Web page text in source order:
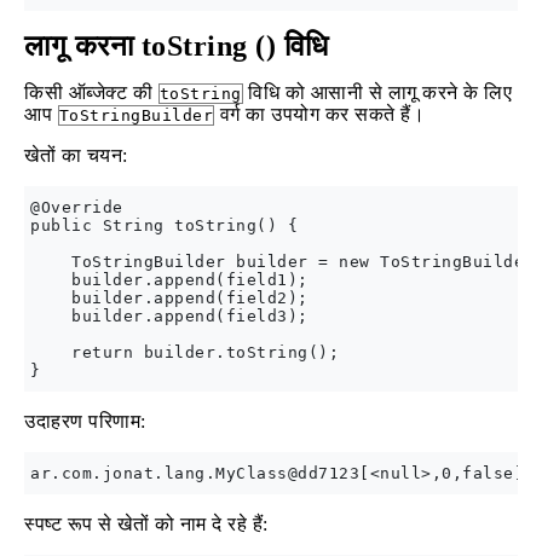
लागू करना toString () विधि
किसी ऑब्जेक्ट की toString विधि को आसानी से लागू करने के लिए
आप ToStringBuilder वर्ग का उपयोग कर सकते हैं।
खेतों का चयन:
@Override
public String toString() {
ToStringBuilder builder = new
    builder.append(field1);
    builder.append(field2);
    builder.append(field3);
    return builder.toString();
उदाहरण परिणाम:
स्पष्ट रूप से खेतों को नाम दे रहे हैं: